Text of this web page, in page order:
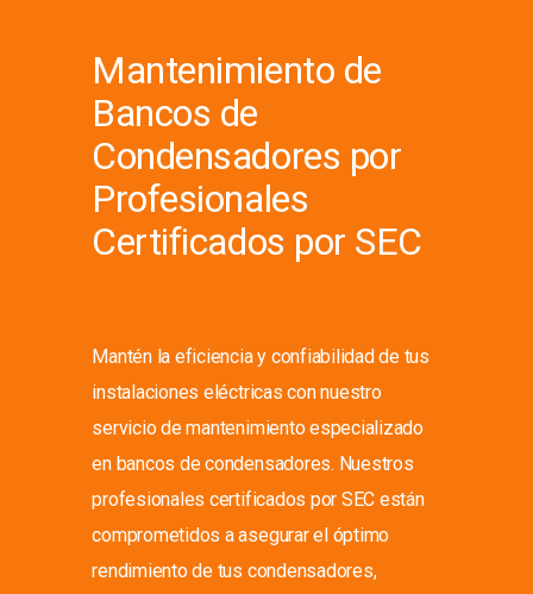
Mantenimiento de
Bancos de
Condensadores por
Profesionales
Certificados por SEC
Mantén la eficiencia y confiabilidad de tus
instalaciones eléctricas con nuestro
servicio de mantenimiento especializado
en bancos de condensadores. Nuestros
profesionales certificados por SEC están
comprometidos a asegurar el óptimo
rendimiento de tus condensadores,